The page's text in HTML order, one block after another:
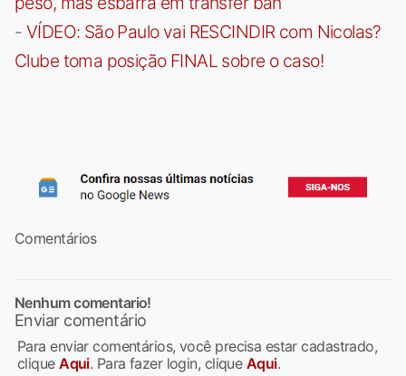
- VÍDEO: São Paulo vai RESCINDIR com Nicolas?
Clube toma posição FINAL sobre o caso!
Comentários
Nenhum comentario!
Enviar comentário
Para enviar comentários, você precisa estar cadastrado,
cliqueAqui. Para fazer login, clique Aqui.